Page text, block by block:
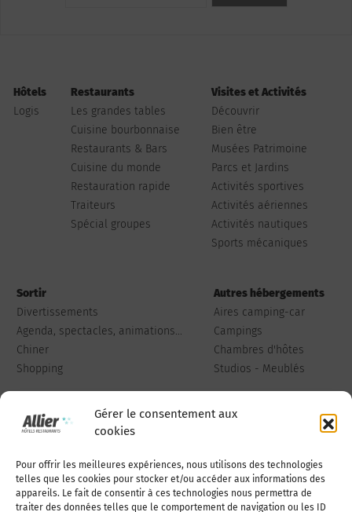
Gérer le consentement aux
cookies
Pour offrir les meilleures expériences, nous utilisons des technologies
telles que les cookies pour stocker et/ou accéder aux informations des
appareils. Le fait de consentir à ces technologies nous permettra de
traiter des données telles que le comportement de navigation ou les ID
Hôtels
Logis
Restaurants
Les grandes tables
Cuisine bourbonnaise
Restaurants & Bars
Cuisine du monde
Restauration rapide
Traiteurs
Spécial groupes
Visites et Activités
Découvrir
Bien être
Musées Patrimoine
Parcs et Jardins
Activités sportives
Activités aériennes
Activités nautiques
Sports mécaniques
Sortir
Divertissements
Agenda, spectacles, animations...
Chiner
Shopping
Autres hébergements
Aires camping-car
Campings
Chambres d'hôtes
Studios - Meublés
Qui sommes-nous Publiez votre annonce